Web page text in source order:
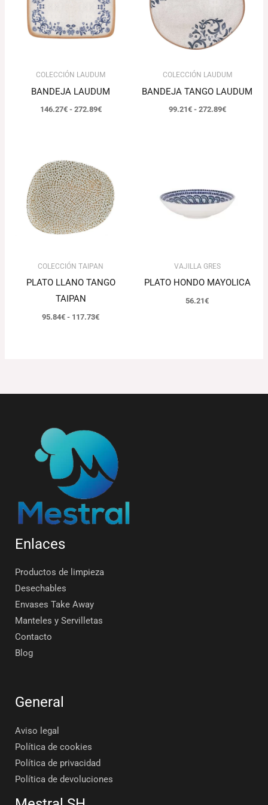
COLECCIÓN LAUDUM
BANDEJA LAUDUM
146.27€ - 272.89€
hasta
272.89€
COLECCIÓN LAUDUM
BANDEJA TANGO LAUDUM
99.21€ - 272.89€
hasta
272.89€
COLECCIÓN TAIPAN
PLATO LLANO TANGO
TAIPAN
95.84€ - 117.73€
desde
95.84€
hasta
117.73€
VAJILLA GRES
PLATO HONDO MAYOLICA
56.21€
Enlaces
Productos de limpieza
Desechables
Envases Take Away
Manteles y Servilletas
Contacto
Blog
General
Aviso legal
Política de cookies
Política de privacidad
Política de devoluciones